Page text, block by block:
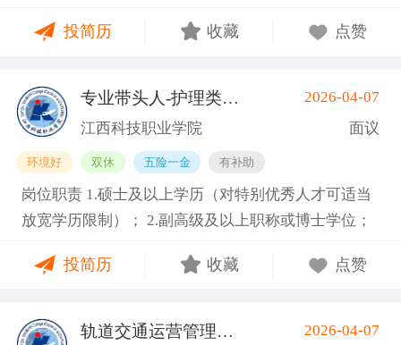
龄一般不超过55周岁，特别优秀者可适当放宽，最高
息工程类 职位类型：学科带头人/学术骨干 工作地
点：江西南昌南昌县向塘镇向塘北大道1389号 招聘人
数： 3 工作性质：全职 其他要求 学历要求：硕士研究
生 职称要求：职称不限 工作经验：5-10年 年龄要
求：不限 海外经历：海外经历不限 政治面貌：不限
需求专业：计算机科学与技术, 人工智能 报名方式：
以上学历（对特别优秀人才可适当放宽学历限制）；
有代表性成果（获奖、论文、专著、学术译著、专
利、咨询报告等）和主持参与的科研项目； 4.具有招
聘岗位所需的任职资格、职业资格、技能要求和身体
条件； 5.熟悉学院专业建设、人才培养工作和教学科
研管理，在本学科领域具有一定的学术水平和影响
力； 6.专业要求：工业机器人技术、电气自动化技
体健康，能够全职到岗工作。副教授及以上职称者年
不超过63周岁。 基本信息 职位名称：专业带头人-机
著、学术译著、专利、咨询报告等）和主持参与的科
格、技能要求和身体条件； 5.熟悉学院专业建设、人
才培养工作和教学科研管理，在本学科领域具有一定
的学术水平和影响力； 6.专业要求：交通运输工程
类、信息与通信工程类等相关专业领域。 7.身体健
康，能够全职到岗工作。副教授及以上职称者年龄一
般不超过55周岁，特别优秀者可适当放宽，最高不超
人才可适当放宽学历限制）； 2.副高级及以上职称或
论文、专著、学术译著、专利、咨询报告等）和主持
投简历 收藏 点赞
专业带头人-护理类(南昌县)
2026-04-07
江西科技职业学院
面议
环境好 双休 五险一金 有补助
岗位职责 1.硕士及以上学历（对特别优秀人才可适当
放宽学历限制）； 2.副高级及以上职称或博士学位；
著、学术译著、专利、咨询报告等）和主持参与的科
格、技能要求和身体条件； 5.熟悉学院专业建设、人
投简历 收藏 点赞
轨道交通运营管理类专职教师 (南昌县)
2026-04-07